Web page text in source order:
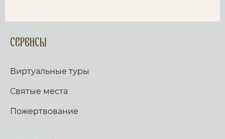
Сервисы
Виртуальные туры
Святые места
Пожертвование